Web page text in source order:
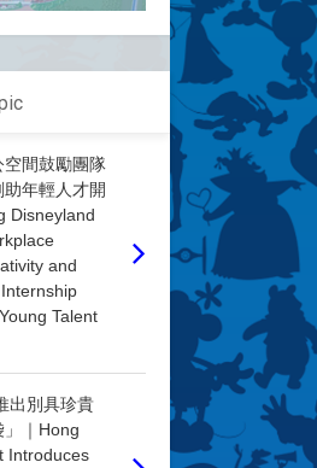
間鼓勵團隊
年輕人才開
Disneyland
and
Talent
出別具珍貴
」｜Hong
Introduces